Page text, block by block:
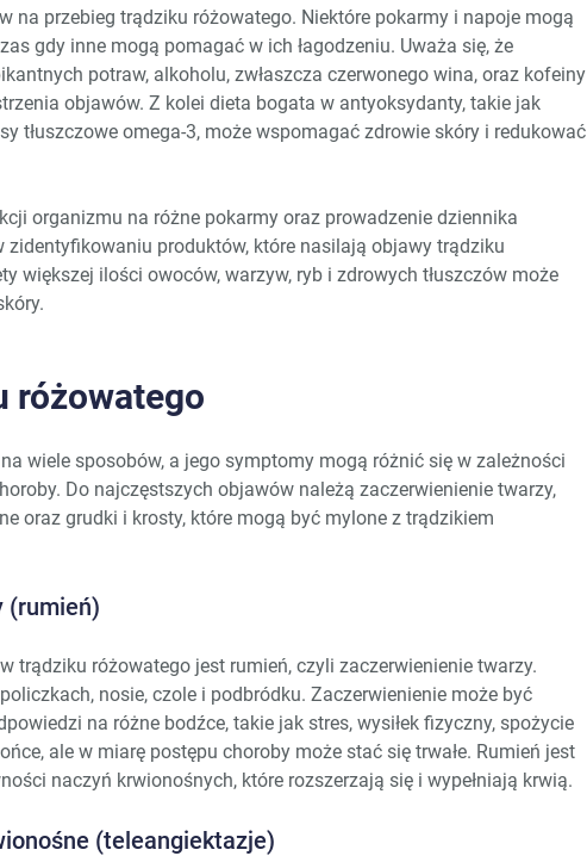
na przebieg trądziku różowatego. Niektóre pokarmy i napoje mogą
gdy inne mogą pomagać w ich łagodzeniu. Uważa się, że
potraw, alkoholu, zwłaszcza czerwonego wina, oraz kofeiny
objawów. Z kolei dieta bogata w antyoksydanty, takie jak
tłuszczowe omega-3, może wspomagać zdrowie skóry i redukować
organizmu na różne pokarmy oraz prowadzenie dziennika
zidentyfikowaniu produktów, które nasilają objawy trądziku
większej ilości owoców, warzyw, ryb i zdrowych tłuszczów może
różowatego
wiele sposobów, a jego symptomy mogą różnić się w zależności
Do najczęstszych objawów należą zaczerwienienie twarzy,
oraz grudki i krosty, które mogą być mylone z trądzikiem
(rumień)
trądziku różowatego jest rumień, czyli zaczerwienienie twarzy.
nosie, czole i podbródku. Zaczerwienienie może być
na różne bodźce, takie jak stres, wysiłek fizyczny, spożycie
ale w miarę postępu choroby może stać się trwałe. Rumień jest
naczyń krwionośnych, które rozszerzają się i wypełniają krwią.
(teleangiektazje)